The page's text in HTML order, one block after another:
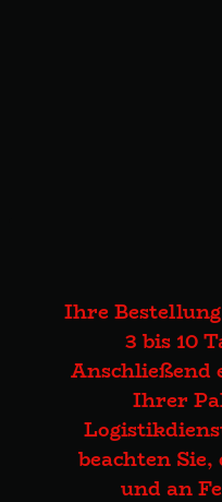
Ihre
3 bis 10
Anschließend
Ihrer
beachten Sie,
und an